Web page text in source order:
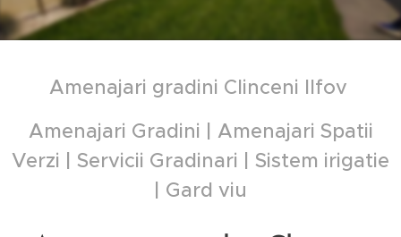
Amenajari gradini Clinceni Ilfov
Amenajari Gradini | Amenajari Spatii
Verzi | Servicii Gradinari | Sistem irigatie
| Gard viu